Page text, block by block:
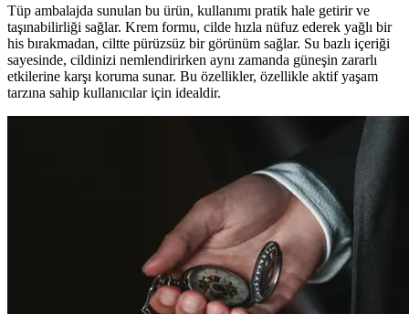
Tüp ambalajda sunulan bu ürün, kullanımı pratik hale getirir ve
taşınabilirliği sağlar. Krem formu, cilde hızla nüfuz ederek yağlı bir
his bırakmadan, ciltte pürüzsüz bir görünüm sağlar. Su bazlı içeriği
sayesinde, cildinizi nemlendirirken aynı zamanda güneşin zararlı
etkilerine karşı koruma sunar. Bu özellikler, özellikle aktif yaşam
tarzına sahip kullanıcılar için idealdir.